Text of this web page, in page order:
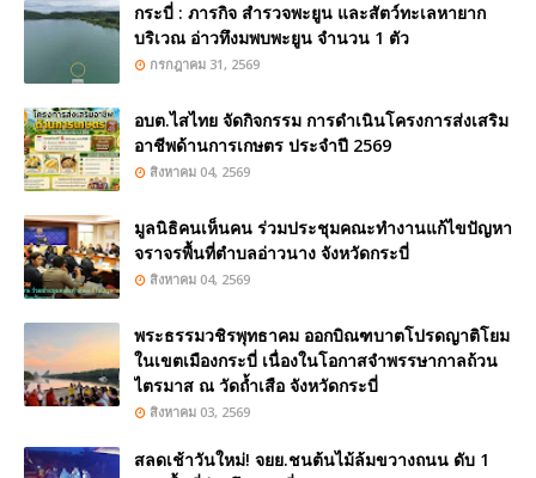
กระบี่ : ภารกิจ สำรวจพะยูน และสัตว์ทะเลหายาก
บริเวณ อ่าวทึงมพบพะยูน จำนวน 1 ตัว
กรกฎาคม 31, 2569
อบต.ไสไทย จัดกิจกรรม การดำเนินโครงการส่งเสริม
อาชีพด้านการเกษตร ประจำปี 2569
สิงหาคม 04, 2569
มูลนิธิคนเห็นคน ร่วมประชุมคณะทำงานแก้ไขปัญหา
จราจรพื้นที่ตำบลอ่าวนาง จังหวัดกระบี่
สิงหาคม 04, 2569
พระธรรมวชิรพุทธาคม ออกบิณฑบาตโปรดญาติโยม
ในเขตเมืองกระบี่ เนื่องในโอกาสจำพรรษากาลถ้วน
ไตรมาส ณ วัดถ้ำเสือ จังหวัดกระบี่
สิงหาคม 03, 2569
สลดเช้าวันใหม่! จยย.ชนต้นไม้ล้มขวางถนน ดับ 1